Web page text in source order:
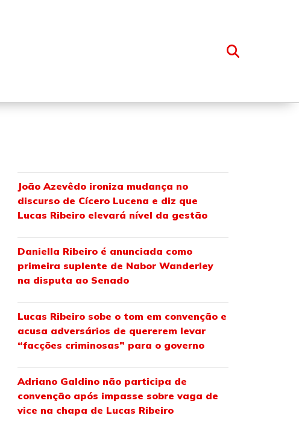
João Azevêdo ironiza mudança no
discurso de Cícero Lucena e diz que
Lucas Ribeiro elevará nível da gestão
Daniella Ribeiro é anunciada como
primeira suplente de Nabor Wanderley
na disputa ao Senado
Lucas Ribeiro sobe o tom em convenção e
acusa adversários de quererem levar
“facções criminosas” para o governo
Adriano Galdino não participa de
convenção após impasse sobre vaga de
vice na chapa de Lucas Ribeiro